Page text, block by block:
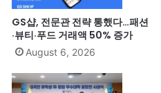
GS샵, 전문관 전략 통했다…패션
·뷰티·푸드 거래액 50% 증가
August 6, 2026